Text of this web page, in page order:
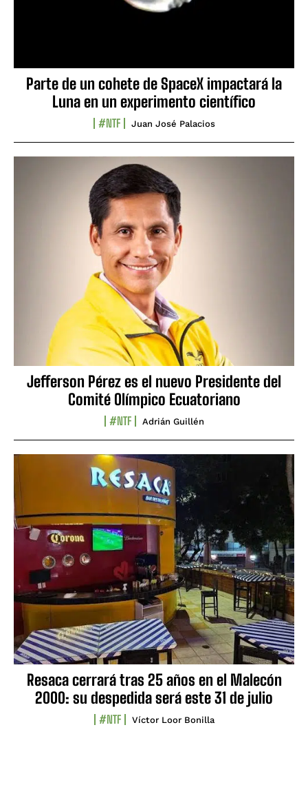
Parte de un cohete de SpaceX impactará la
Luna en un experimento científico
#NTF Juan José Palacios
Jefferson Pérez es el nuevo Presidente del
Comité Olímpico Ecuatoriano
#NTF Adrián Guillén
Resaca cerrará tras 25 años en el Malecón
2000: su despedida será este 31 de julio
#NTF Víctor Loor Bonilla